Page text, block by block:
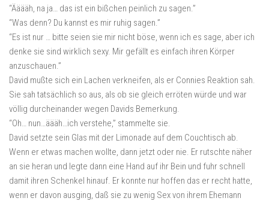
“Ääääh, na ja… das ist ein bißchen peinlich zu sagen.”
“Was denn? Du kannst es mir ruhig sagen.”
“Es ist nur … bitte seien sie mir nicht böse, wenn ich es sage, aber ich
denke sie sind wirklich sexy. Mir gefällt es einfach ihren Körper
anzuschauen.”
David mußte sich ein Lachen verkneifen, als er Connies Reaktion sah.
Sie sah tatsächlich so aus, als ob sie gleich erröten würde und war
völlig durcheinander wegen Davids Bemerkung.
“Oh… nun…äääh…ich verstehe,” stammelte sie.
David setzte sein Glas mit der Limonade auf dem Couchtisch ab.
Wenn er etwas machen wollte, dann jetzt oder nie. Er rutschte näher
an sie heran und legte dann eine Hand auf ihr Bein und fuhr schnell
damit ihren Schenkel hinauf. Er konnte nur hoffen das er recht hatte,
wenn er davon ausging, daß sie zu wenig Sex von ihrem Ehemann